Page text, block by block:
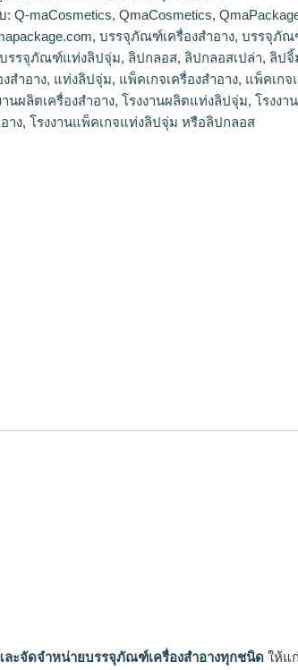
:Q-maCosmetics,QmaCosmetics,
,บรรจุภัณฑ์เครื่องสำอาง,บรรจุภัณ
บรรจุภัณฑ์แท่งลิปจุ่ม, ลิปกลอส, ลิปกลอสเปล่า, ลิปจิ้
งสำอาง, แท่งลิปจุ่ม, แพ็คเกจเครื่องสำอาง, แพ็คเกจ
านผลิตเครื่องสำอาง,โรงงานผลิตแท่งลิปจุ่ม,โรงงา
าง,โรงงานแพ็คเกจแท่งลิปจุ่ม หรือลิปกลอส
ะจัดจำหน่ายบรรจุภัณฑ์เครื่องสำอางทุกชนิด ให้แ